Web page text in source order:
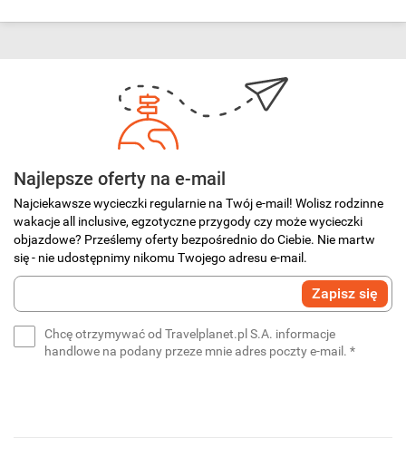
Najlepsze oferty na e-mail
Najciekawsze wycieczki regularnie na Twój e-mail! Wolisz rodzinne
wakacje all inclusive, egzotyczne przygody czy może wycieczki
objazdowe? Prześlemy oferty bezpośrednio do Ciebie. Nie martw
się - nie udostępnimy nikomu Twojego adresu e-mail.
Wprowadź
swój
Zapisz się
Chcę otrzymywać od Travelplanet.pl S.A. informacje
handlowe na podany przeze mnie adres poczty e-mail. *